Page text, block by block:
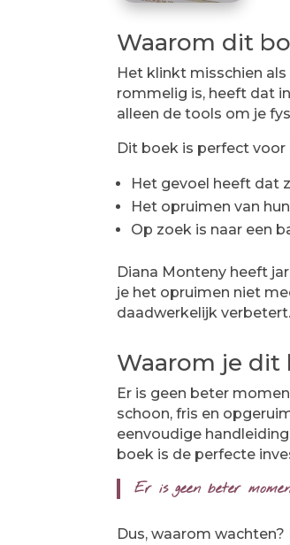
Waarom dit
Het klinkt misschien
rommelig is, heeft dat
alleen de tools om je
Dit boek is perfect voor
Het gevoel heeft dat
Het opruimen van
Op zoek is naar een
Diana Monteny heeft
je het opruimen niet
daadwerkelijk verbetert.
Waarom je dit
Er is geen beter
schoon, fris en
eenvoudige
boek is de perfecte
Er is geen beter
Dus, waarom